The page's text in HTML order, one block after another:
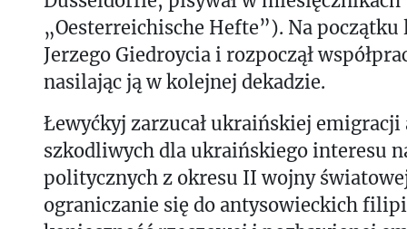
„Oesterreichische Hefte”). Na
Jerzego Giedroycia i rozpoczął
nasilając ją w kolejnej dekadzie.
Łewyćkyj zarzucał ukraińskiej emigracji
szkodliwych dla ukraińskiego interesu
politycznych z okresu II wojny
ograniczanie się do antysowieckich